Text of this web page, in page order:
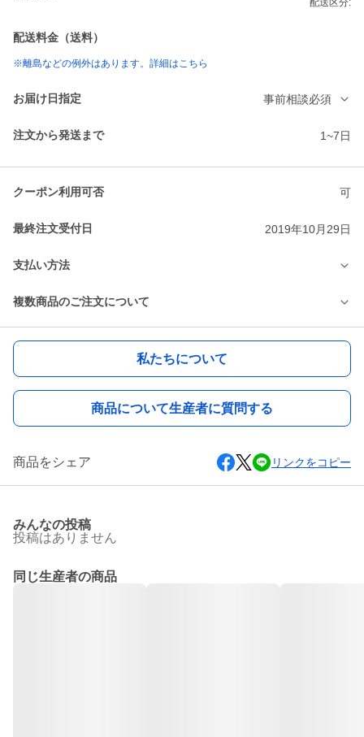
配送区分:
配送料金（送料）
※離島などの例外はあります。詳細はこちら
お届け日指定 事前相談必須
注文から発送まで 1~7日
クーポン利用可否 可
最終注文受付日 2019年10月29日
支払い方法
複数商品のご注文について
私たちについて
商品について生産者に質問する
商品をシェア リンクをコピー
みんなの投稿
投稿はありません
同じ生産者の商品